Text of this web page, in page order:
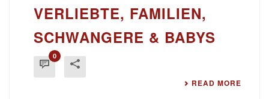
VERLIEBTE, FAMILIEN,
SCHWANGERE & BABYS
0
READ MORE